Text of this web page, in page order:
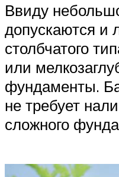
Ввиду
допускаются и
столбчатого
или
фундаменты.
не требует
сложного